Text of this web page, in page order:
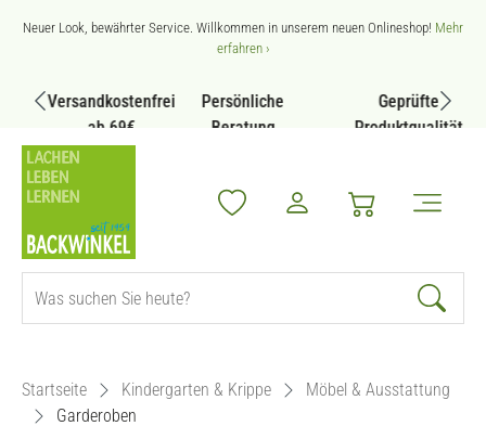
Zum Hauptinhalt springen
Neuer Look, bewährter Service. Willkommen in unserem neuen Onlineshop! Mehr
erfahren ›
Versandkostenfrei
ab 69€
Persönliche
Beratung
Geprüfte
Produktqualität
Startseite Kindergarten & Krippe
Möbel & Ausstattung
Garderoben